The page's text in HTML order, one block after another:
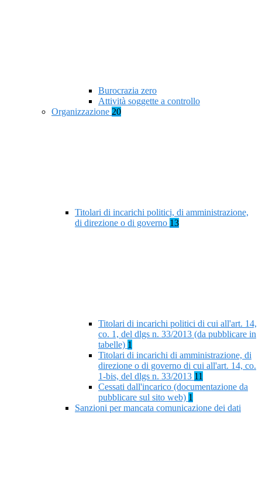
Burocrazia zero
Attività soggette a controllo
Organizzazione 20
Titolari di incarichi politici, di amministrazione,
di direzione o di governo 13
Titolari di incarichi politici di cui all'art. 14,
co. 1, del dlgs n. 33/2013 (da pubblicare in
tabelle) 1
Titolari di incarichi di amministrazione, di
direzione o di governo di cui all'art. 14, co.
1-bis, del dlgs n. 33/2013 11
Cessati dall'incarico (documentazione da
pubblicare sul sito web) 1
Sanzioni per mancata comunicazione dei dati